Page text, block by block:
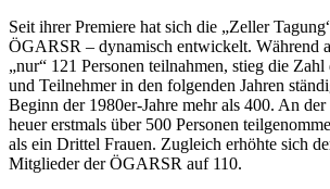
Seit ihrer Premiere hat sich die „Zeller
ÖGARSR – dynamisch entwickelt. Während
„nur“ 121 Personen teilnahmen, stieg die
und Teilnehmer in den folgenden Jahren
Beginn der 1980er-Jahre mehr als 400. An
heuer erstmals über 500 Personen
als ein Drittel Frauen. Zugleich erhöhte sich
Mitglieder der ÖGARSR auf 110.